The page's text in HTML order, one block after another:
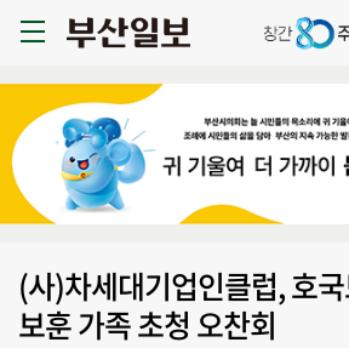
(사)차세대기업인클럽, 호
보훈 가족 초청 오찬회